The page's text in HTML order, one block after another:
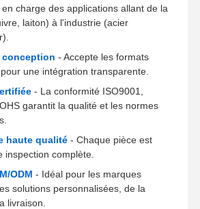
Causez
en aluminium
automobiles
charge des applications allant de la
laiton) à l'industrie (acier
- Accepte les formats
une intégration transparente.
- La conformité ISO9001,
garantit la qualité et les normes
haute qualité- Chaque pièce est
inspection complète.
ODM - Idéal pour les marques
solutions personnalisées, de la
livraison.